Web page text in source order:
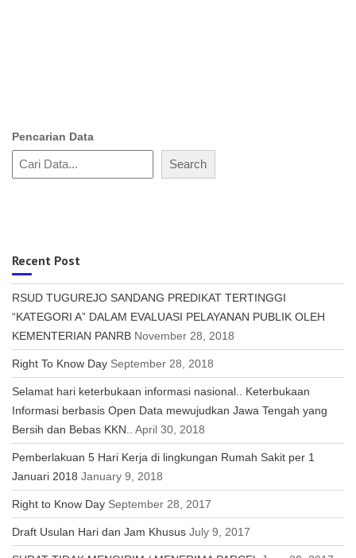
Pencarian Data
Search
Recent Post
RSUD TUGUREJO SANDANG PREDIKAT TERTINGGI
“KATEGORI A” DALAM EVALUASI PELAYANAN PUBLIK OLEH
KEMENTERIAN PANRB November 28, 2018
Right To Know Day September 28, 2018
Selamat hari keterbukaan informasi nasional.. Keterbukaan
Informasi berbasis Open Data mewujudkan Jawa Tengah yang
Bersih dan Bebas KKN..
April 30, 2018
Pemberlakuan 5 Hari Kerja di lingkungan Rumah Sakit per 1
Januari 2018 January 9, 2018
Right to Know Day September 28, 2017
Draft Usulan Hari dan Jam Khusus July 9, 2017